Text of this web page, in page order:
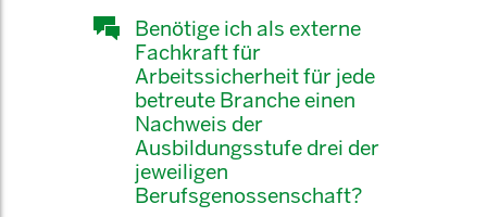
Benötige ich als externe
Fachkraft für
Arbeitssicherheit für jede
betreute Branche einen
Nachweis der
Ausbildungsstufe drei der
jeweiligen
Berufsgenossenschaft?